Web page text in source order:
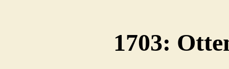
1703: